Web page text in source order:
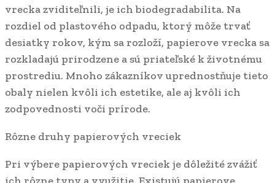
vrecka zviditeľnili, je ich biodegradabilita. Na
rozdiel od plastového odpadu, ktorý môže trvať
desiatky rokov, kým sa rozloží, papierove vrecka sa
rozkladajú prirodzene a sú priateľské k životnému
prostrediu. Mnoho zákazníkov uprednostňuje tieto
obaly nielen kvôli ich estetike, ale aj kvôli ich
zodpovednosti voči prírode.
Rôzne druhy papierových vreciek
Pri výbere papierových vreciek je dôležité zvážiť